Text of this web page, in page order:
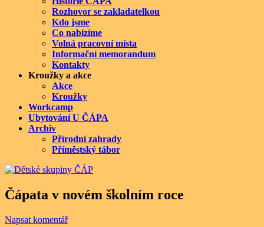
Rozhovor se zakladatelkou
Kdo jsme
Co nabízíme
Volná pracovní místa
Informační memorandum
Kontakty
Kroužky a akce
Akce
Kroužky
Workcamp
Ubytování U ČÁPA
Archiv
Přírodní zahrady
Příměstský tábor
Čápata v novém školním roce
Napsat komentář